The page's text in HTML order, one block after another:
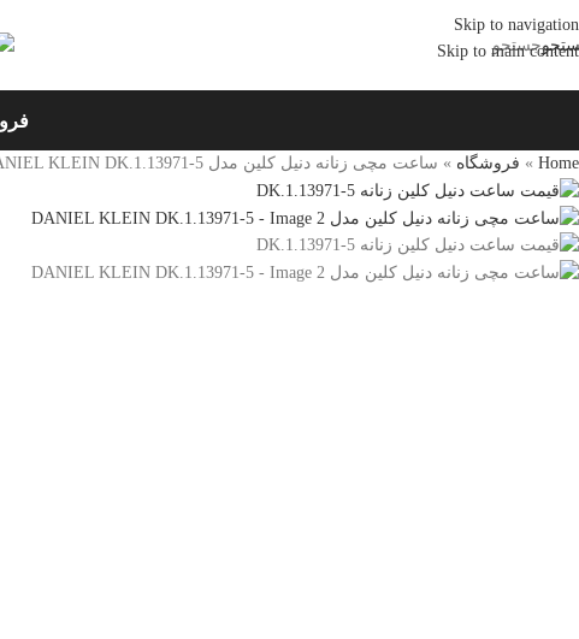
Skip to navigation
Skip to main content
جستجو
Home
» فروشگاه » ساعت مچی زنانه دنیل کلین مدل DANIEL KLEIN DK.1.13971-5